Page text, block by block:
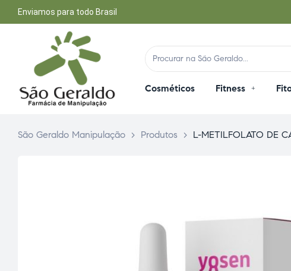
Enviamos para todo Brasil
Cosméticos Fitness
São Geraldo Manipulação > Produtos > L-METILFOLATO DE